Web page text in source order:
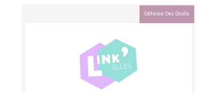
Défense Des Droits